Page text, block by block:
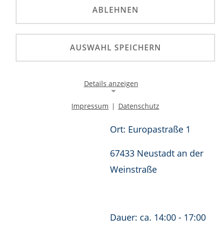
Teilnahmegebühren:
25€
Ort: Europastraße 1
67433 Neustadt an der
Weinstraße
Dauer: ca. 14:00 - 17:00
ABLEHNEN
AUSWAHL SPEICHERN
Details anzeigen
Notwendige Cookies ermöglichen die Kernfunktionalität
einer Website. Sie helfen dabei, die Website nutzbar zu
ermöglichen. Ohne diese Cookies kann die Website nicht
Impressum | Datenschutz